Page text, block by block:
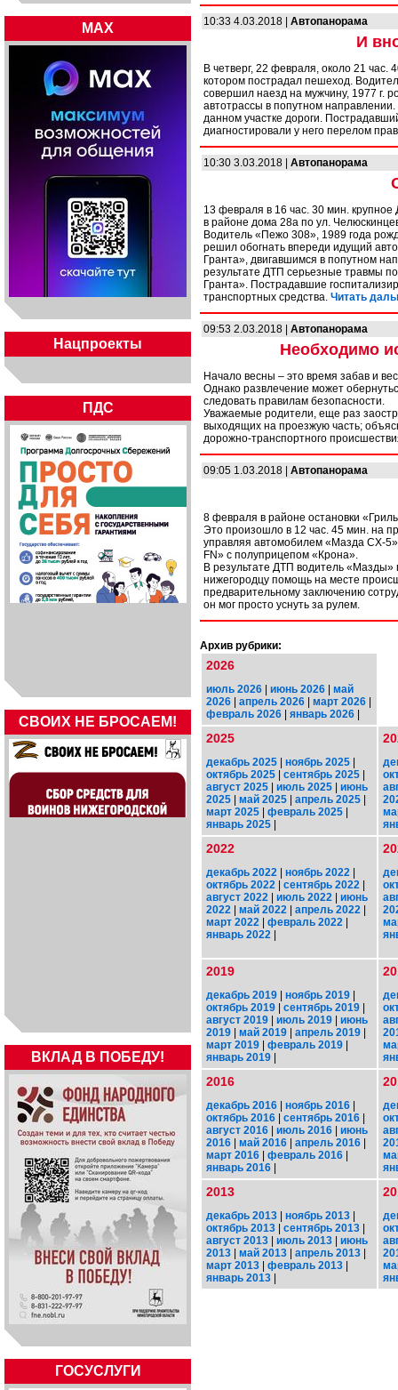
MAX
Нацпроекты
ПДС
СВОИХ НЕ БРОСАЕМ!
ВКЛАД В ПОБЕДУ!
ГОСУСЛУГИ
10:33 4.03.2018 | Автопанорама
И
В четверг, 22 февраля, около 21
котором пострадал пешеход.
совершил наезд на мужчину, 1977 г.
автотрассы в попутном
данном участке дороги.
диагностировали у него перелом
10:30 3.03.2018 | Автопанорама
13 февраля в 16 час. 30 мин.
в районе дома 28а по ул.
Водитель «Пежо 308», 1989 года
решил обогнать впереди идущий
Гранта», двигавшимся в попутном
результате ДТП серьезные травмы
Гранта». Пострадавшие
транспортных средства. Читать
09:53 2.03.2018 | Автопанорама
Необходимо
Начало весны – это время забав и
Однако развлечение может
следовать правилам безопасности.
Уважаемые родители, еще раз
выходящих на проезжую часть;
дорожно-транспортного
09:05 1.03.2018 | Автопанорама
8 февраля в районе остановки
Это произошло в 12 час. 45 мин. на
управляя автомобилем «Мазда CX-
FN» с полуприцепом «Крона».
В результате ДТП водитель
нижегородцу помощь на месте
предварительному заключению
он мог просто уснуть за рулем.
Архив рубрики:
2026
июль 2026 | июнь 2026 | май
2026 | апрель 2026 | март 2026 |
февраль 2026 | январь 2026 |
2025
декабрь 2025 | ноябрь 2025 |
октябрь 2025 | сентябрь 2025 |
август 2025 | июль 2025 | июнь
2025 | май 2025 | апрель 2025 |
март 2025 | февраль 2025 |
январь 2025 |
2022
декабрь 2022 | ноябрь 2022 |
октябрь 2022 | сентябрь 2022 |
август 2022 | июль 2022 | июнь
2022 | май 2022 | апрель 2022 |
март 2022 | февраль 2022 |
январь 2022 |
2019
декабрь 2019 | ноябрь 2019 |
октябрь 2019 | сентябрь 2019 |
август 2019 | июль 2019 | июнь
2019 | май 2019 | апрель 2019 |
март 2019 | февраль 2019 |
январь 2019 |
2016
декабрь 2016 | ноябрь 2016 |
октябрь 2016 | сентябрь 2016 |
август 2016 | июль 2016 | июнь
2016 | май 2016 | апрель 2016 |
март 2016 | февраль 2016 |
январь 2016 |
2013
декабрь 2013 | ноябрь 2013 |
октябрь 2013 | сентябрь 2013 |
август 2013 | июль 2013 | июнь
2013 | май 2013 | апрель 2013 |
март 2013 | февраль 2013 |
январь 2013 |